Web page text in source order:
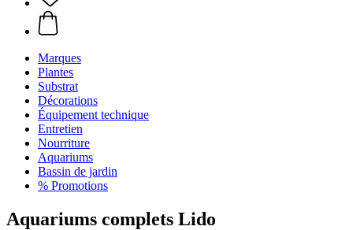
Marques
Plantes
Substrat
Décorations
Équipement technique
Entretien
Nourriture
Aquariums
Bassin de jardin
% Promotions
Aquariums complets Lido